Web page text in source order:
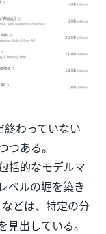
わっていない
ある。
括的なモデルマ
ベルの堀を築き
などは、特定の分
出している。